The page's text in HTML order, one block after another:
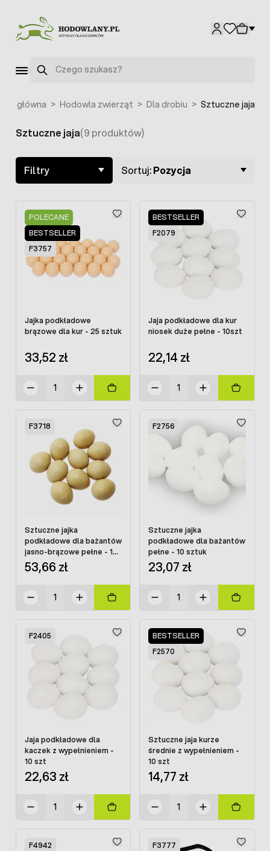
Szukaj
główna > Hodowla zwierząt > Dla drobiu > Sztuczne jaja
Skip to product list
Sztuczne jaja(9 produktów)
Filtry Sortuj:Pozycja
POLECANE
BESTSELLER
F3757
Jajka podkładowe
brązowe dla kur - 25 sztuk
33,52 zł
BESTSELLER
F2079
Jaja podkładowe dla kur
niosek duże pełne - 10szt
22,14 zł
F3718
Sztuczne jajka
podkładowe dla bażantów
jasno-brązowe pełne - 10
szt.
53,66 zł
F2756
Sztuczne jajka
podkładowe dla bażantów
pełne - 10 sztuk
23,07 zł
F2405
Jaja podkładowe dla
kaczek z wypełnieniem -
10 szt
22,63 zł
BESTSELLER
F2570
Sztuczne jaja kurze
średnie z wypełnieniem -
10 szt
14,77 zł
F4942 F3777